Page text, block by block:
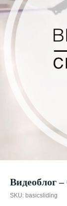
Видеоблог
SKU: basicsliding